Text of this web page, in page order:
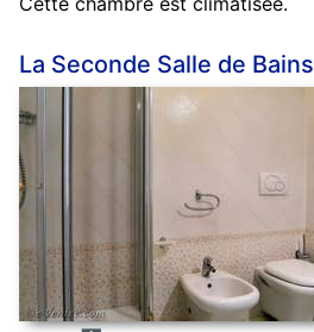
La Seconde Salle de Bains